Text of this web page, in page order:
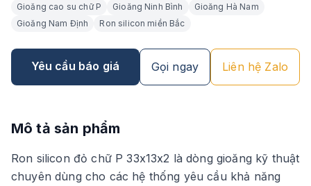
Gioăng cao su chữ P
Gioăng Ninh Bình
Gioăng Hà Nam
Gioăng Nam Định
Ron silicon miền Bắc
Yêu cầu báo giá Gọi ngay Liên hệ Zalo
Mô tả sản phẩm
Ron silicon đỏ chữ P 33x13x2 là dòng gioăng kỹ thuật
chuyên dùng cho các hệ thống yêu cầu khả năng